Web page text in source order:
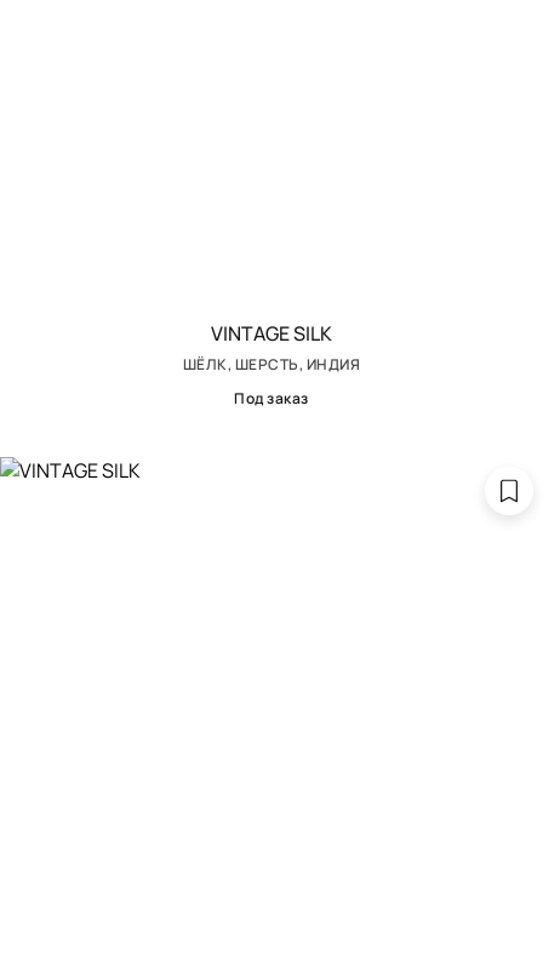
VINTAGE SILK
ШЁЛК, ШЕРСТЬ, ИНДИЯ
Под заказ